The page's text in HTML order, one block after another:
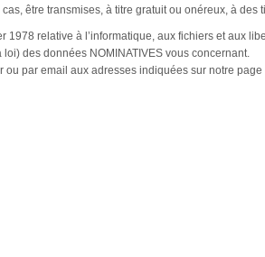
être transmises, à titre gratuit ou onéreux, à des
1978 relative à l’informatique, aux fichiers et aux
des données NOMINATIVES vous concernant.
ou par email aux adresses indiquées sur notre page